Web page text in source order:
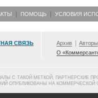
ПОМОЩЬ УСЛОВИЯ
СВЯЗЬ Архив Авторы
О
С ТАКОЙ МЕТКОЙ, ПАРТНЕРСКИЕ
ОПУБЛИКОВАНЫ НА КОММЕРЧЕСКОЙ